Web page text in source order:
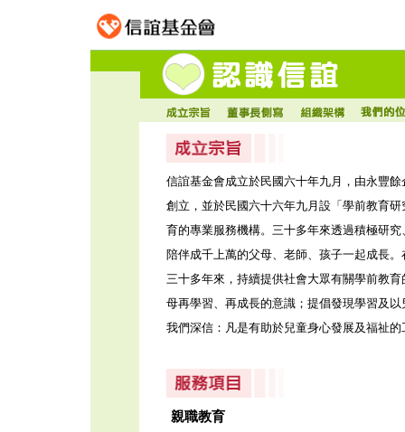
信誼基金會成立於民國六十年九月，由永豐
創立，並於民國六十六年九月設「學前教育
育的專業服務機構。三十多年來透過積極研
陪伴成千上萬的父母、老師、孩子一起成長
三十多年來，持續提供社會大眾有關學前教
母再學習、再成長的意識；提倡發現學習及
我們深信：凡是有助於兒童身心發展及福祉
親職教育